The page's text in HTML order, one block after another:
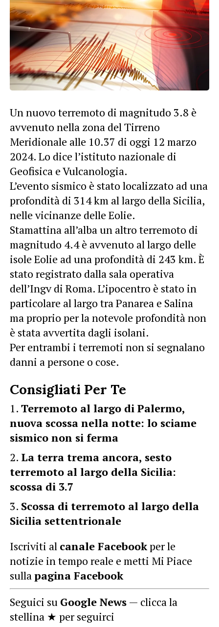
Un nuovo terremoto di magnitudo 3.8 è
avvenuto nella zona del Tirreno
Meridionale alle 10.37 di oggi 12 marzo
2024. Lo dice l’istituto nazionale di
Geofisica e Vulcanologia.
L’evento sismico è stato localizzato ad una
profondità di 314 km al largo della Sicilia,
nelle vicinanze delle Eolie.
Stamattina all’alba un altro terremoto di
magnitudo 4.4è avvenuto al largo delle
isole Eolie ad una profondità di 243 km. È
stato registrato dalla sala operativa
dell’Ingv di Roma. L’ipocentro è stato in
particolare al largo tra Panarea e Salina
ma proprio per la notevole profondità non
è stata avvertita dagli isolani.
Per entrambi i terremoti non si segnalano
danni a persone o cose.
Consigliati Per Te
Terremoto al largo di Palermo,
nuova scossa nella notte: lo sciame
sismico non si ferma
La terra trema ancora, sesto
terremoto al largo della Sicilia:
scossa di 3.7
Scossa di terremoto al largo della
Sicilia settentrionale
Iscriviti al canale Facebookper le
notizie in tempo reale e metti Mi Piace
sullapagina Facebook
Seguici su Google News — clicca la
stellina ★ per seguirci